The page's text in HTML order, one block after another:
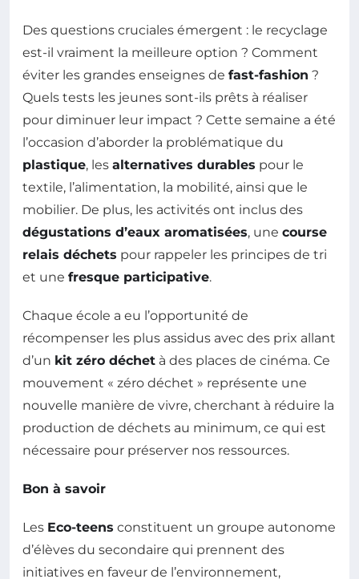
Des questions cruciales émergent : le recyclage
est-il vraiment la meilleure option ? Comment
éviter les grandes enseignes de fast-fashion ?
Quels tests les jeunes sont-ils prêts à réaliser
pour diminuer leur impact ? Cette semaine a été
l’occasion d’aborder la problématique du
plastique, les alternatives durables pour le
textile, l’alimentation, la mobilité, ainsi que le
mobilier. De plus, les activités ont inclus des
dégustations d’eaux aromatisées, une course
relais déchets pour rappeler les principes de tri
et une fresque participative.
Chaque école a eu l’opportunité de
récompenser les plus assidus avec des prix allant
d’un kit zéro déchet à des places de cinéma. Ce
mouvement « zéro déchet » représente une
nouvelle manière de vivre, cherchant à réduire la
production de déchets au minimum, ce qui est
nécessaire pour préserver nos ressources.
Bon à savoir
Les Eco-teens constituent un groupe autonome
d’élèves du secondaire qui prennent des
initiatives en faveur de l’environnement,